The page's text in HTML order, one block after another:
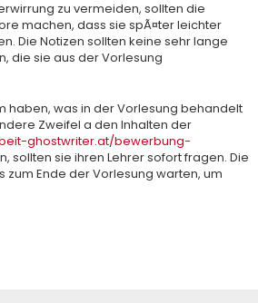
zu vermeiden, sollten die
machen, dass sie spÃ¤ter leichter
Die Notizen sollten keine sehr lange
die sie aus der Vorlesung
haben, was in der Vorlesung behandelt
Zweifel a den Inhalten der
ghostwriter.at/bewerbung-
sollten sie ihren Lehrer sofort fragen. Die
zum Ende der Vorlesung warten, um